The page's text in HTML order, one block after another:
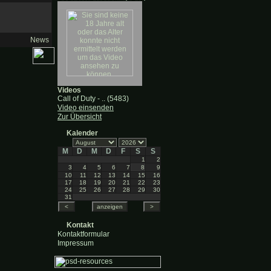
News
Videos
Call of Duty - .. (5483)
Video einsenden
Zur Übersicht
Kalender
M D M D F S S
1
2
3
4 5 6 7 8
9
10
11 12 13 14 15
16
17
18 19 20 21 22
23
24
25 26 27 28 29
30
31
Kontakt
Kontaktformular
Impressum